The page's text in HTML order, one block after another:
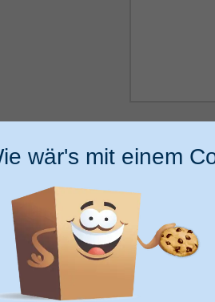
gespeichert
wär's mit einem